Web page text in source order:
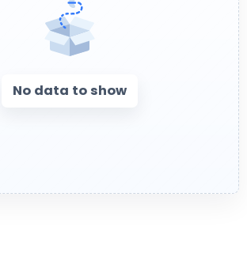
No data to show